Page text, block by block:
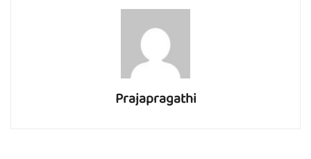
Prajapragathi